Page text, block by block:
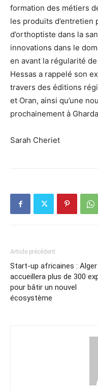
formation des métiers
les produits
d’orthoptiste dans la
innovations dans le
en avant la régularité
Hessas a rappelé son
travers des éditions
et Oran, ainsi qu’une
prochainement à
Sarah Cheriet
Article précédent
Start-up africaines : Alger
accueillera plus de 300
pour bâtir un nouvel
écosystème